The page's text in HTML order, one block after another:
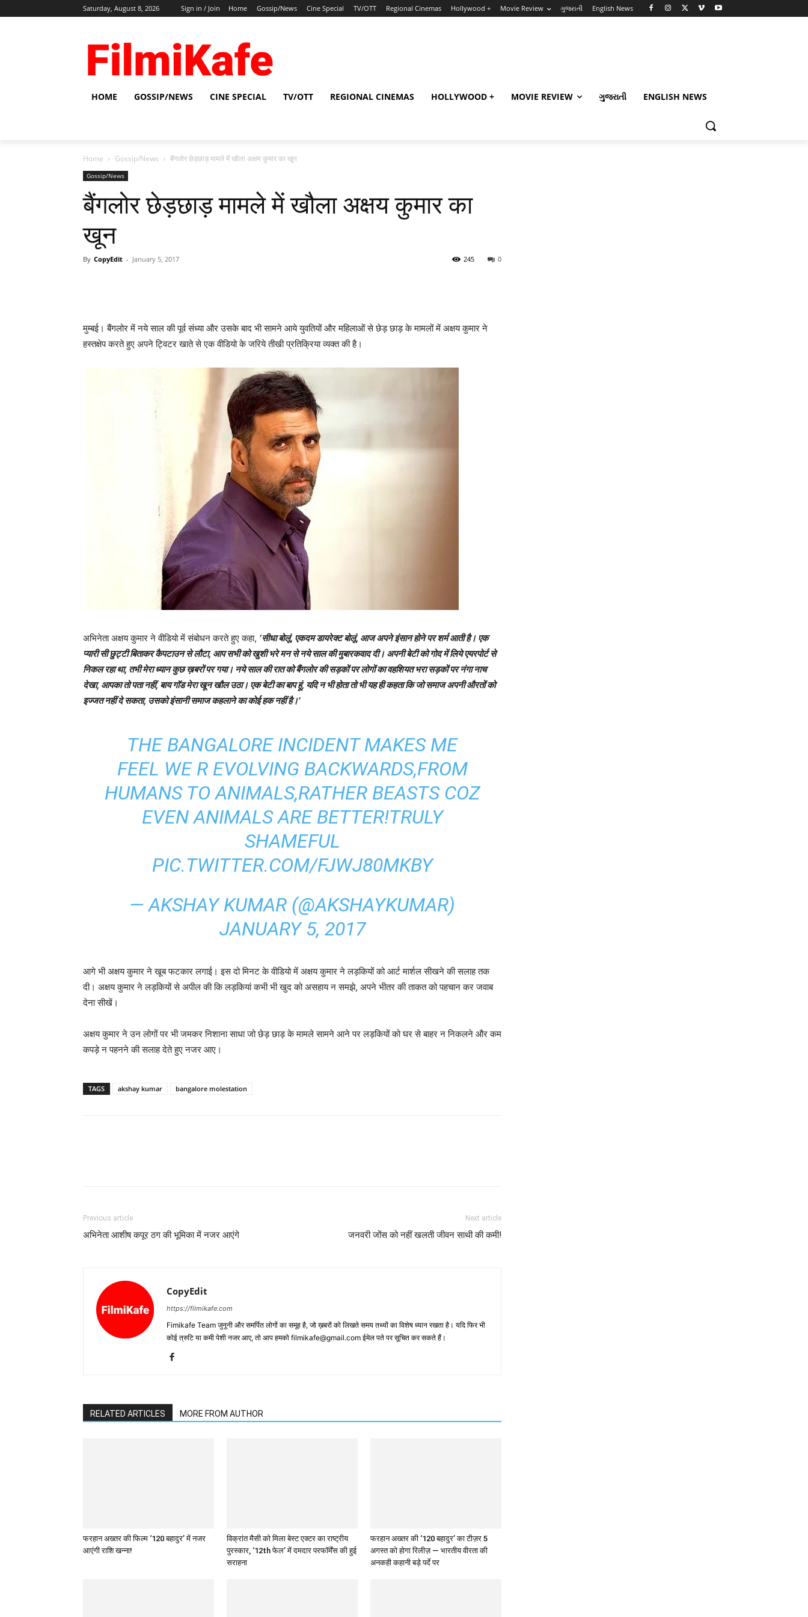
Saturday, August 8, 2026 Sign in / Join Home Gossip/News Cine Special TV/OTT Regional Cinemas Hollywood + Movie Review ગુજરાતી English News
HOME GOSSIP/NEWS CINE SPECIAL TV/OTT REGIONAL CINEMAS HOLLYWOOD + MOVIE REVIEW ગુજરાતી ENGLISH NEWS
Home Gossip/News बैंगलोर छेड़छाड़ मामले में खौला अक्षय कुमार का खून
Gossip/News
बैंगलोर छेड़छाड़ मामले में खौला अक्षय कुमार का
खून
By CopyEdit - January 5, 2017 0
245
मुम्‍बई। बैंगलोर में नये साल की पूर्व संध्‍या और उसके बाद भी सामने आये युवतियों और महिलाओं से छेड़ छाड़ के मामलों में अक्षय कुमार ने
हस्‍तक्षेप करते हुए अपने ट्विटर खाते से एक वीडियो के जरिये तीखी प्रतिक्रिया व्‍यक्‍त की है।
अभिनेता अक्षय कुमार ने वीडियो में संबोधन करते हुए कहा, ‘सीधा बोलूं, एकदम डायरेक्‍ट बोलूं, आज अपने इंसान होने पर शर्म आती है। एक
प्‍यारी सी छुट्टी बिताकर कैपटाउन से लौटा, आप सभी को खुशी भरे मन से नये साल की मुबारकवाद दी। अपनी बेटी को गोद में लिये एयरपोर्ट से
निकल रहा था, तभी मेरा ध्‍यान कुछ ख़बरों पर गया। नये साल की रात को बैंगलोर की सड़कों पर लोगों का वहशियत भरा सड़कों पर नंगा नाच
देखा, आपका तो पता नहीं, बाय गॉड मेरा खून खौल उठा। एक बेटी का बाप हूं, यदि न भी होता तो भी यह ही कहता कि जो समाज अपनी औरतों को
इज्‍जत नहीं दे सकता, उसको इंसानी समाज कहलाने का कोई हक नहीं है।’
THE BANGALORE INCIDENT MAKES ME
FEEL WE R EVOLVING BACKWARDS,FROM
HUMANS TO ANIMALS,RATHER BEASTS COZ
EVEN ANIMALS ARE BETTER!TRULY
SHAMEFUL
PIC.TWITTER.COM/FJWJ80MKBY
— AKSHAY KUMAR (@AKSHAYKUMAR)
JANUARY 5, 2017
आगे भी अक्षय कुमार ने खूब फटकार लगाई। इस दो मिनट के वीडियो में अक्षय कुमार ने लड़कियों को आर्ट मार्शल सीखने की सलाह तक
दी। अक्षय कुमार ने लड़कियों से अपील की कि लड़कियां कभी भी खुद को असहाय न समझे, अपने भीतर की ताकत को पहचान कर जवाब
देना सीखें।
अक्षय कुमार ने उन लोगों पर भी जमकर निशाना साधा जो छेड़ छाड़ के मामले सामने आने पर लड़कियों को घर से बाहर न निकलने और कम
कपड़े न पहनने की सलाह देते हुए नजर आए।
TAGS akshay kumar bangalore molestation
Previous article
अभिनेता आशीष कपूर ठग की भूमिका में नजर आएंगे
Next article
जनवरी जोंस को नहीं खलती जीवन साथी की कमी!
CopyEdit
https://filmikafe.com
Fimikafe Team जुनूनी और समर्पित लोगों का समूह है, जो ख़बरों को लिखते समय तथ्‍यों का विशेष ध्‍यान रखता है। यदि फिर भी
कोई त्रुटि या कमी पेशी नजर आए, तो आप हमको filmikafe@gmail.com ईमेल पते पर सूचित कर सकते हैं।
RELATED ARTICLES MORE FROM AUTHOR
फरहान अख्तर की फिल्म ‘120 बहादुर’ में नजर
आएंगी राशि खन्ना!
विक्रांत मैसी को मिला बेस्ट एक्टर का राष्ट्रीय
पुरस्कार, ‘12th फेल’ में दमदार परफॉर्मेंस की हुई
सराहना
फरहान अख्तर की ‘120 बहादुर’ का टीज़र 5
अगस्त को होगा रिलीज़ — भारतीय वीरता की
अनकही कहानी बड़े पर्दे पर